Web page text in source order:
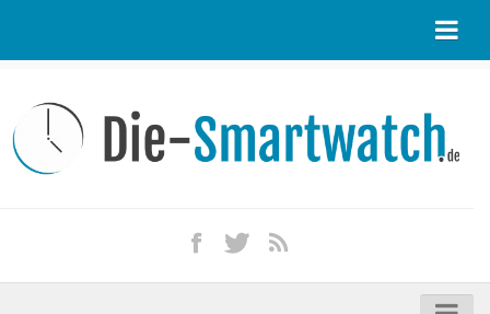
Kontakt / Tipp geben
Impressum
iPhone kaufen